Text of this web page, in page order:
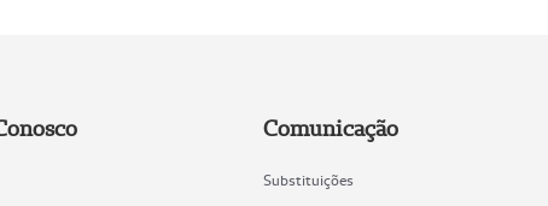
Comunicação
Substituições